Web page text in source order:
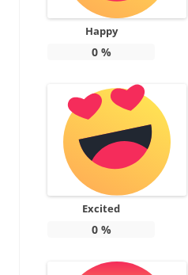
Happy
0%
Excited
0%